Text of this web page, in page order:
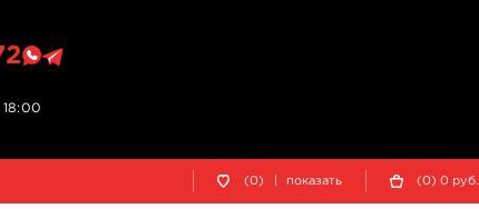
(0) показать (0) 0 руб.